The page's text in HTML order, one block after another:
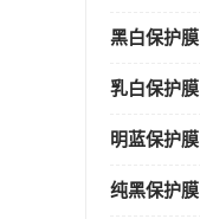
黑白保护膜
乳白保护膜
明蓝保护膜
纯黑保护膜